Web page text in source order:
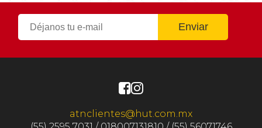
atnclientes@hut.com.mx